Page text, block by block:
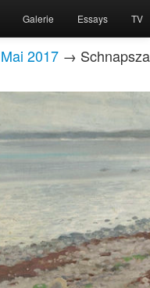
Galerie Essays TV
Mai 2017 →